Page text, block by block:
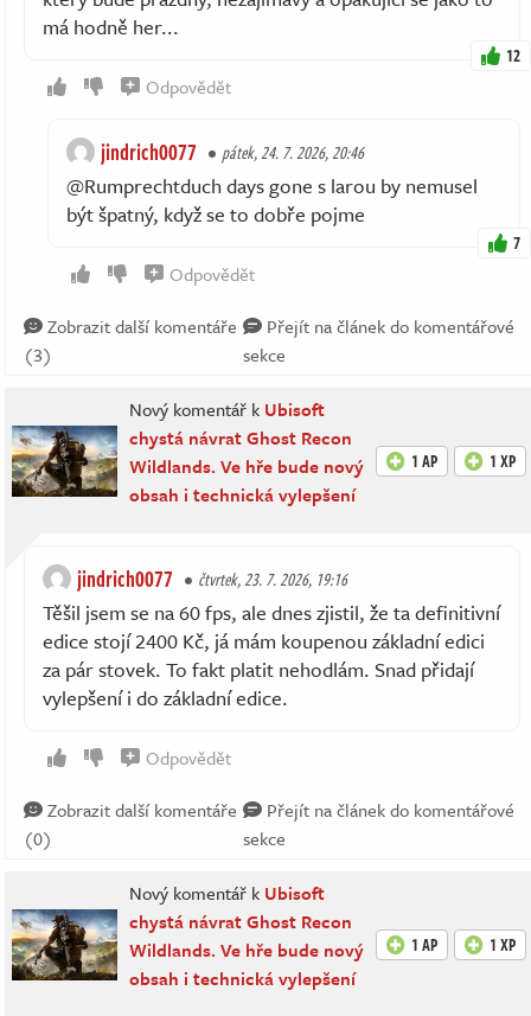
má hodně her...
12
Odpovědět
jindrich0077 pátek, 24. 7. 2026, 20:46
@Rumprechtduch days gone s larou by nemusel
být špatný, když se to dobře pojme
7
Odpovědět
Zobrazit další komentáře
(3)
Přejít na článek do komentářové
sekce
Nový komentář k Ubisoft
chystá návrat Ghost Recon
Wildlands. Ve hře bude nový
obsah i technická vylepšení
1 AP 1 XP
jindrich0077 čtvrtek, 23. 7. 2026, 19:16
Těšil jsem se na 60 fps, ale dnes zjistil, že ta definitivní
edice stojí 2400 Kč, já mám koupenou základní edici
za pár stovek. To fakt platit nehodlám. Snad přidají
vylepšení i do základní edice.
Odpovědět
Zobrazit další komentáře
(0)
Přejít na článek do komentářové
sekce
Nový komentář k Ubisoft
chystá návrat Ghost Recon
Wildlands. Ve hře bude nový
obsah i technická vylepšení
1 AP 1 XP